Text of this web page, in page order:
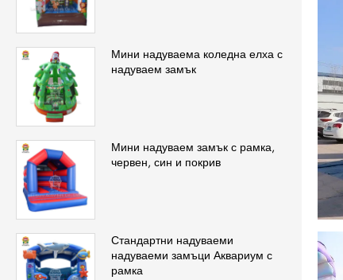
Мини надуваема коледна елха с
надуваем замък
Мини надуваем замък с рамка,
червен, син и покрив
Стандартни надуваеми
надуваеми замъци Аквариум с
рамка